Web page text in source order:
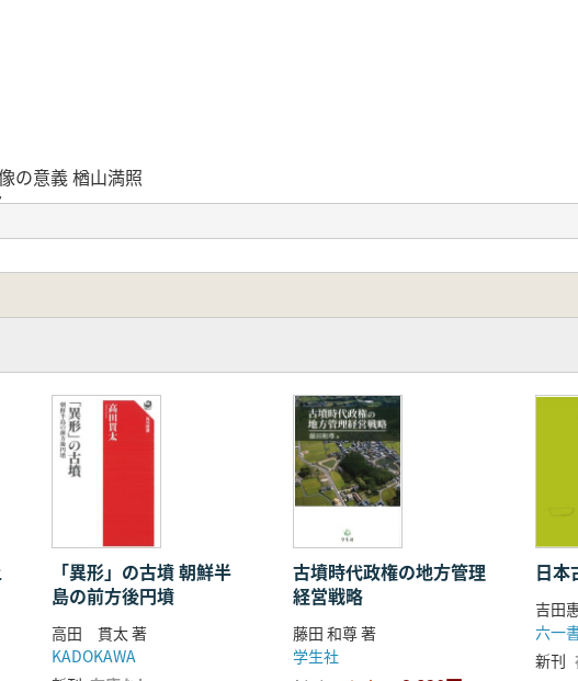
の意義 楢山満照
からみる製造状況―二面同形二十号・三十二号鏡の調査から 三船温尚
からみた暦年代を中心として 久住猛雄
を中心に 辻田淳一郎
實盛良彦
「異形」の古墳 朝鮮半
島の前方後円墳
高田 貫太 著
KADOKAWA
古墳時代政権の地方管理
経営戦略
藤田 和尊 著
学生社
日本
吉田
六一
新刊